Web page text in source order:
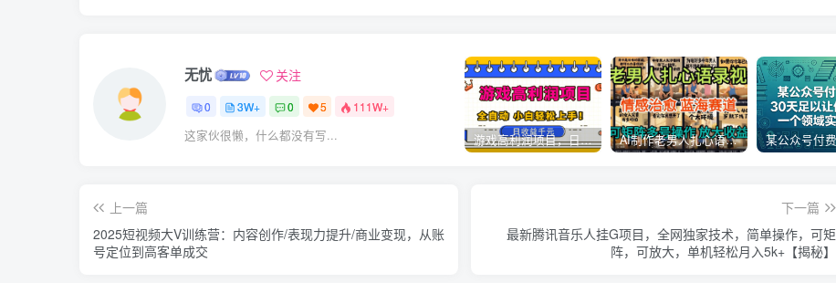
无忧 关注
0 3W+ 0 5 111W+
这家伙很懒，什么都没有写... 游戏高利润项目，日收益1k+，全自动，无需值守，解放双手，小白轻松上手【揭秘】 AI制作老男人扎心语录，5分钟一条，操作简单，流量非常大，保姆级教程
上一篇
2025短视频大V训练营：内容创作/表现力提升/商业变现，从账
号定位到高客单成交
下一篇
最新腾讯音乐人挂G项目，全网独家技术，简单操作，可矩
阵，可放大，单机轻松月入5k+【揭秘】